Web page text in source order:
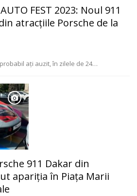
FEST 2023: Noul 911
atracțiile Porsche de la
ați auzit, în zilele de 24…
911 Dakar din
apariţia în Piaţa Marii